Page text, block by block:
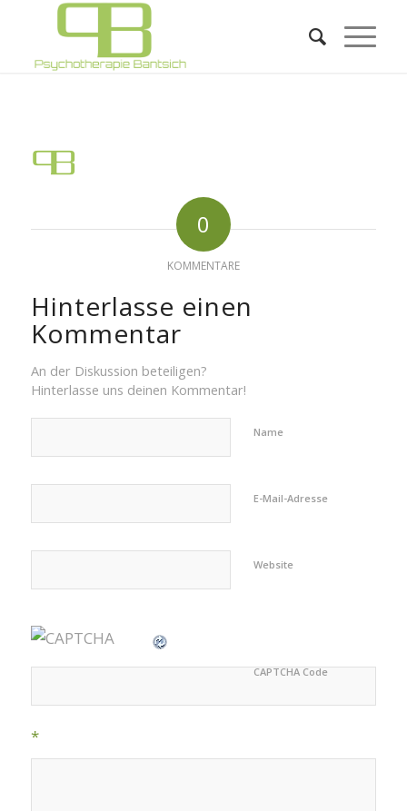
0
KOMMENTARE
Hinterlasse einen
Kommentar
An der Diskussion beteiligen?
Hinterlasse uns deinen Kommentar!
Name
E-Mail-Adresse
Website
CAPTCHA Code
*